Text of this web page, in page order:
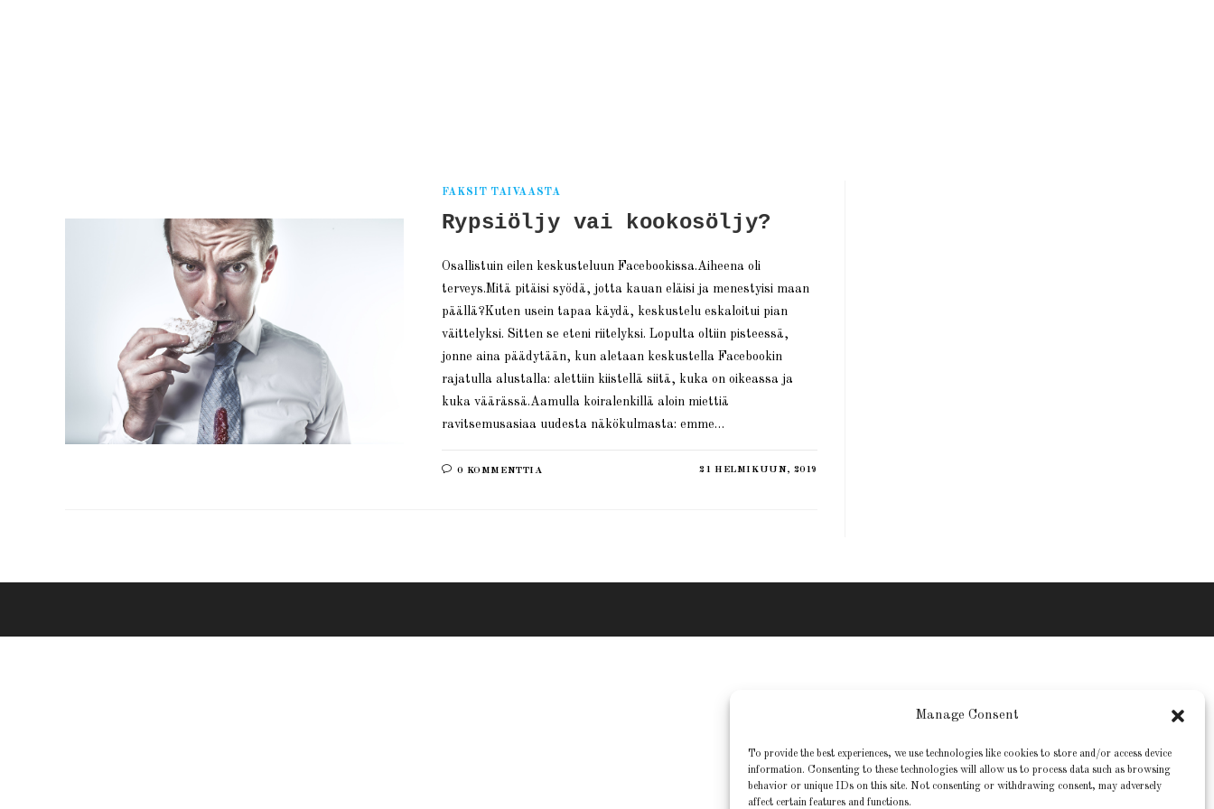
Manage Consent
To provide the best experiences, we use technologies like cookies to store and/or access device
information. Consenting to these technologies will allow us to process data such as browsing
behavior or unique IDs on this site. Not consenting or withdrawing consent, may adversely
affect certain features and functions.
FAKSIT TAIVAASTA
Rypsiöljy vai kookosöljy?
Osallistuin eilen keskusteluun Facebookissa.Aiheena oli
terveys.Mitä pitäisi syödä, jotta kauan eläisi ja menestyisi maan
päällä?Kuten usein tapaa käydä, keskustelu eskaloitui pian
väittelyksi. Sitten se eteni riitelyksi. Lopulta oltiin pisteessä,
jonne aina päädytään, kun aletaan keskustella Facebookin
rajatulla alustalla: alettiin kiistellä siitä, kuka on oikeassa ja
kuka väärässä.Aamulla koiralenkillä aloin miettiä
ravitsemusasiaa uudesta näkökulmasta: emme…
0 KOMMENTTIA 21 HELMIKUUN, 2019